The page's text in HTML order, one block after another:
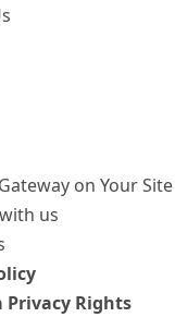
on Your Site
us
Privacy Rights